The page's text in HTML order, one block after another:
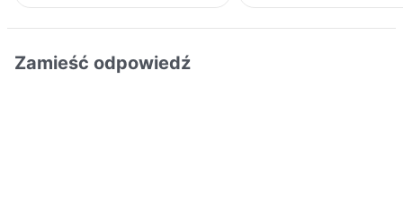
Zamieść odpowiedź